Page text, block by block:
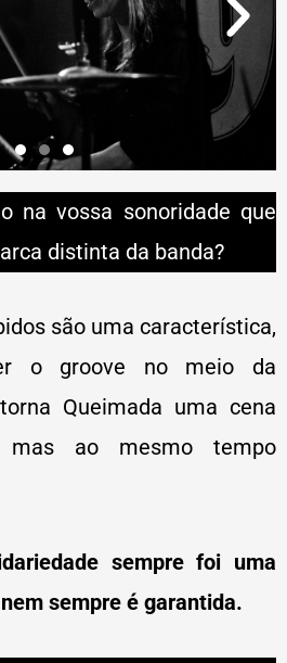
na vossa sonoridade que
distinta da banda?
são uma característica,
o groove no meio da
Queimada uma cena
ao mesmo tempo
sempre foi uma
sempre é garantida.